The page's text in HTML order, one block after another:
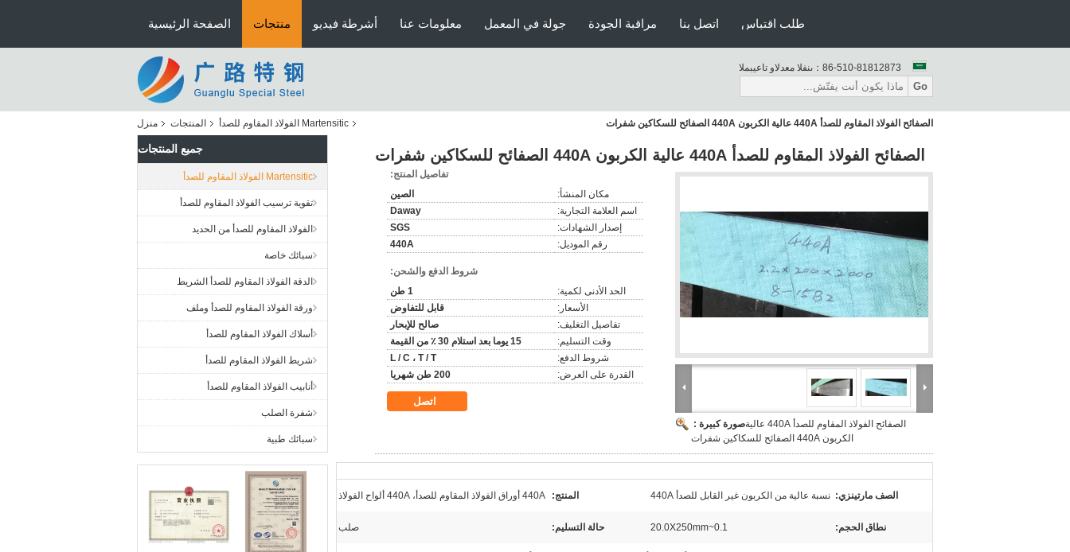
الصفحة الرئيسية منتجات أشرطة فيديو معلومات عنا جولة في المعمل مراقبة الجودة اتصل بنا طلب اقتباس
المبيعات والدعم الفنى： 86-510-81812873
Go
منزل المنتجات Martensitic الفولاذ المقاوم للصدأ الصفائح الفولاذ المقاوم للصدأ 440A عالية الكربون 440A الصفائح للسكاكين شفرات
جميع المنتجات
Martensitic الفولاذ المقاوم للصدأ
تقوية ترسيب الفولاذ المقاوم للصدأ
الفولاذ المقاوم للصدأ من الحديد
سبائك خاصة
الدقة الفولاذ المقاوم للصدأ الشريط
ورقة الفولاذ المقاوم للصدأ وملف
أسلاك الفولاذ المقاوم للصدأ
شريط الفولاذ المقاوم للصدأ
أنابيب الفولاذ المقاوم للصدأ
شفرة الصلب
سبائك طبية
الصفائح الفولاذ المقاوم للصدأ 440A عالية الكربون 440A الصفائح للسكاكين شفرات
صورة كبيرة :الصفائح الفولاذ المقاوم للصدأ 440A عالية
الكربون 440A الصفائح للسكاكين شفرات
تفاصيل المنتج:
مكان المنشأ:
الصين
اسم العلامة التجارية:
Daway
إصدار الشهادات:
SGS
رقم الموديل:
440A
شروط الدفع والشحن:
الحد الأدنى لكمية:
1 طن
الأسعار:
قابل للتفاوض
تفاصيل التغليف:
صالح للإبحار
وقت التسليم:
15 يوما بعد استلام 30 ٪ من القيمة
شروط الدفع:
L / C ، T / T
القدرة على العرض:
200 طن شهريا
اتصل
الصف مارتينزي: نسبة عالية من الكربون غير القابل للصدأ 440A المنتج: 440A أوراق الفولاذ المقاوم للصدأ، 440A ألواح الفولاذ
نطاق الحجم: 0.1~20.0X250mm حالة التسليم: صلب